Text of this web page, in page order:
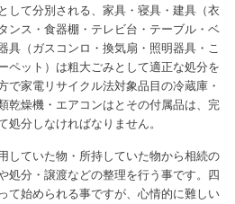
して分別される、家具・寝具・建具（衣
ンス・食器棚・テレビ台・テーブル・ベ
具（ガスコンロ・換気扇・照明器具・こ
ペット）は粗大ごみとして適正な処分を
で家電リサイクル法対象品目の冷蔵庫・
乾燥機・エアコンはとその付属品は、完
分しなければなりません。
していた物・所持していた物から相続の
処分・譲渡などの整理を行う事です。四
て始められる事ですが、心情的に難しい